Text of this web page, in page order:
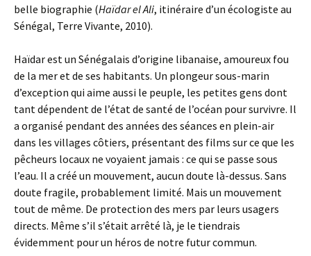
belle biographie (Haïdar el Ali, itinéraire d’un écologiste au
Sénégal, Terre Vivante, 2010).
Haïdar est un Sénégalais d’origine libanaise, amoureux fou
de la mer et de ses habitants. Un plongeur sous-marin
d’exception qui aime aussi le peuple, les petites gens dont
tant dépendent de l’état de santé de l’océan pour survivre. Il
a organisé pendant des années des séances en plein-air
dans les villages côtiers, présentant des films sur ce que les
pêcheurs locaux ne voyaient jamais : ce qui se passe sous
l’eau. Il a créé un mouvement, aucun doute là-dessus. Sans
doute fragile, probablement limité. Mais un mouvement
tout de même. De protection des mers par leurs usagers
directs. Même s’il s’était arrêté là, je le tiendrais
évidemment pour un héros de notre futur commun.